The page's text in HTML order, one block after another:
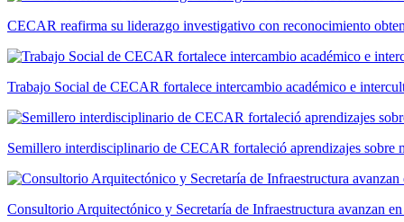
CECAR reafirma su liderazgo investigativo con reconocimiento
Trabajo Social de CECAR fortalece intercambio académico e
Semillero interdisciplinario de CECAR fortaleció aprendizajes sobre
Consultorio Arquitectónico y Secretaría de Infraestructura avanzan